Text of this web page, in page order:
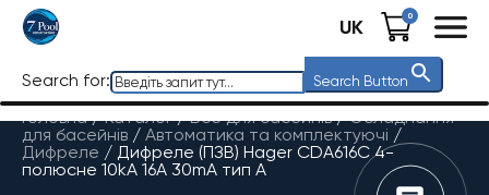
UK 0
Search for: Search Button
Головна / Каталог/Все для басейнів/Обладнання
для басейнів / Автоматика та комплектуючі /
Дифреле / Дифреле (ПЗВ) Hager CDA616C 4-
полюсне 10kА 16А 30mA тип А